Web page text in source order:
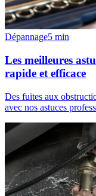
Dépannage5 min
Les meilleures
rapide et efficace
Des fuites aux
avec nos astuces